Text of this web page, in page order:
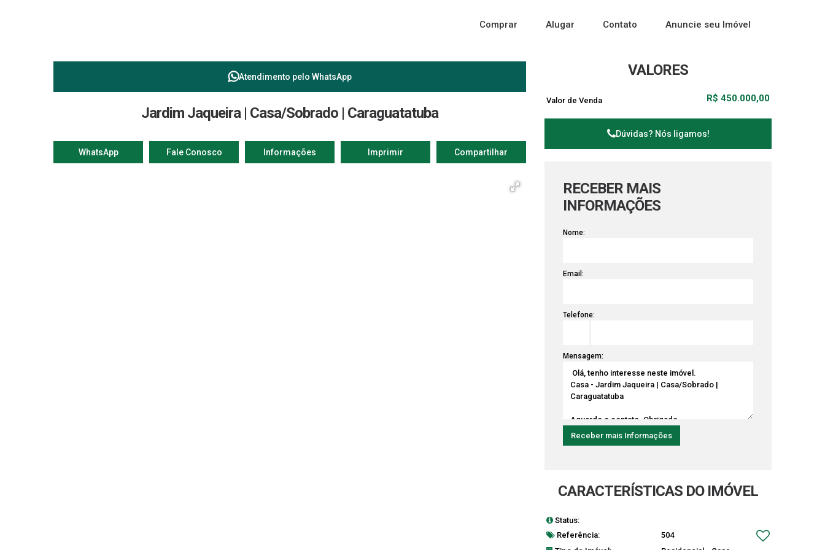
Contato Anuncie seu Imóvel
Alugar
Comprar
Atendimento pelo WhatsApp
Jardim Jaqueira | Casa/Sobrado | Caraguatatuba
WhatsApp Fale Conosco Informações Imprimir Compartilhar
VALORES
R$ 450.000,00
Valor de Venda
Dúvidas? Nós ligamos!
RECEBER MAIS
INFORMAÇÕES
Nome:
Email:
Telefone:
Mensagem:
CARACTERÍSTICAS DO IMÓVEL
Status:
Referência:
504